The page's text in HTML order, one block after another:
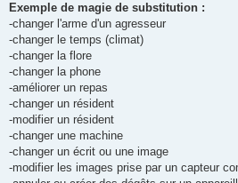
Exemple de magie de substitution :
-changer l'arme d'un agresseur
-changer le temps (climat)
-changer la flore
-changer la phone
-améliorer un repas
-changer un résident
-modifier un résident
-changer une machine
-changer un écrit ou une image
-modifier les images prise par un capteur